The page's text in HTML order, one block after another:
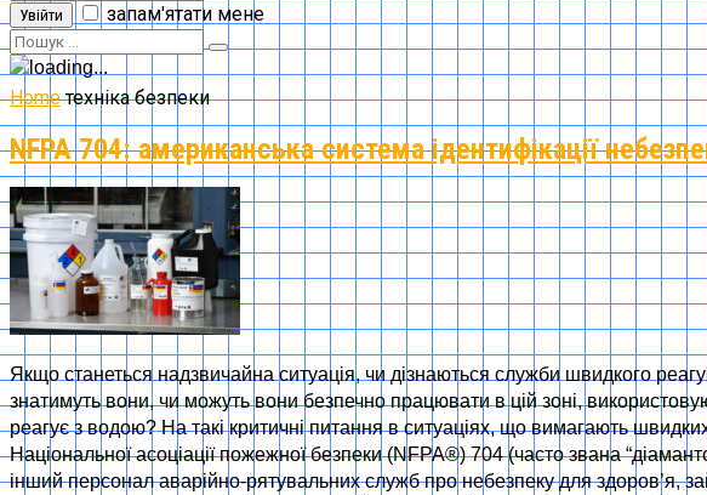
Увійти запам'ятати мене
Home техніка безпеки
NFPA 704: американська система ідентифікації
Якщо станеться надзвичайна ситуація, чи дізнаються служби швидкого
знатимуть вони, чи можуть вони безпечно працювати в цій зоні,
реагує з водою? На такі критичні питання в ситуаціях, що вимагають
Національної асоціації пожежної безпеки (NFPA®) 704 (часто звана
інший персонал аварійно-рятувальних служб про небезпеку для здоров’я,